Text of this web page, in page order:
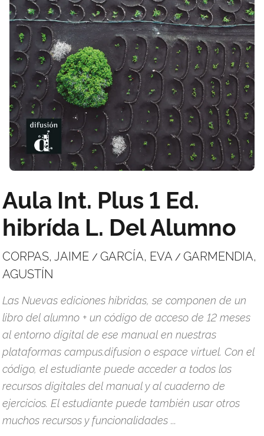
Aula Int. Plus 1 Ed.
hibrída L. Del Alumno
CORPAS, JAIME / GARCÍA, EVA / GARMENDIA,
AGUSTÍN
Las Nuevas ediciones híbridas, se componen de un
libro del alumno + un código de acceso de 12 meses
al entorno digital de ese manual en nuestras
plataformas campus.difusion o espace virtuel. Con el
código, el estudiante puede acceder a todos los
recursos digitales del manual y al cuaderno de
ejercicios. El estudiante puede también usar otros
muchos recursos y funcionalidades ...